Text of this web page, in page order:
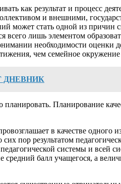
как результат и процесс
и внешними,
может стать одной из
всего лишь элементом
необходимости оценки
чем семейное
ДНЕВНИК
Планирование
в качестве
пор результатом
системы и
средний балл учащегося, а